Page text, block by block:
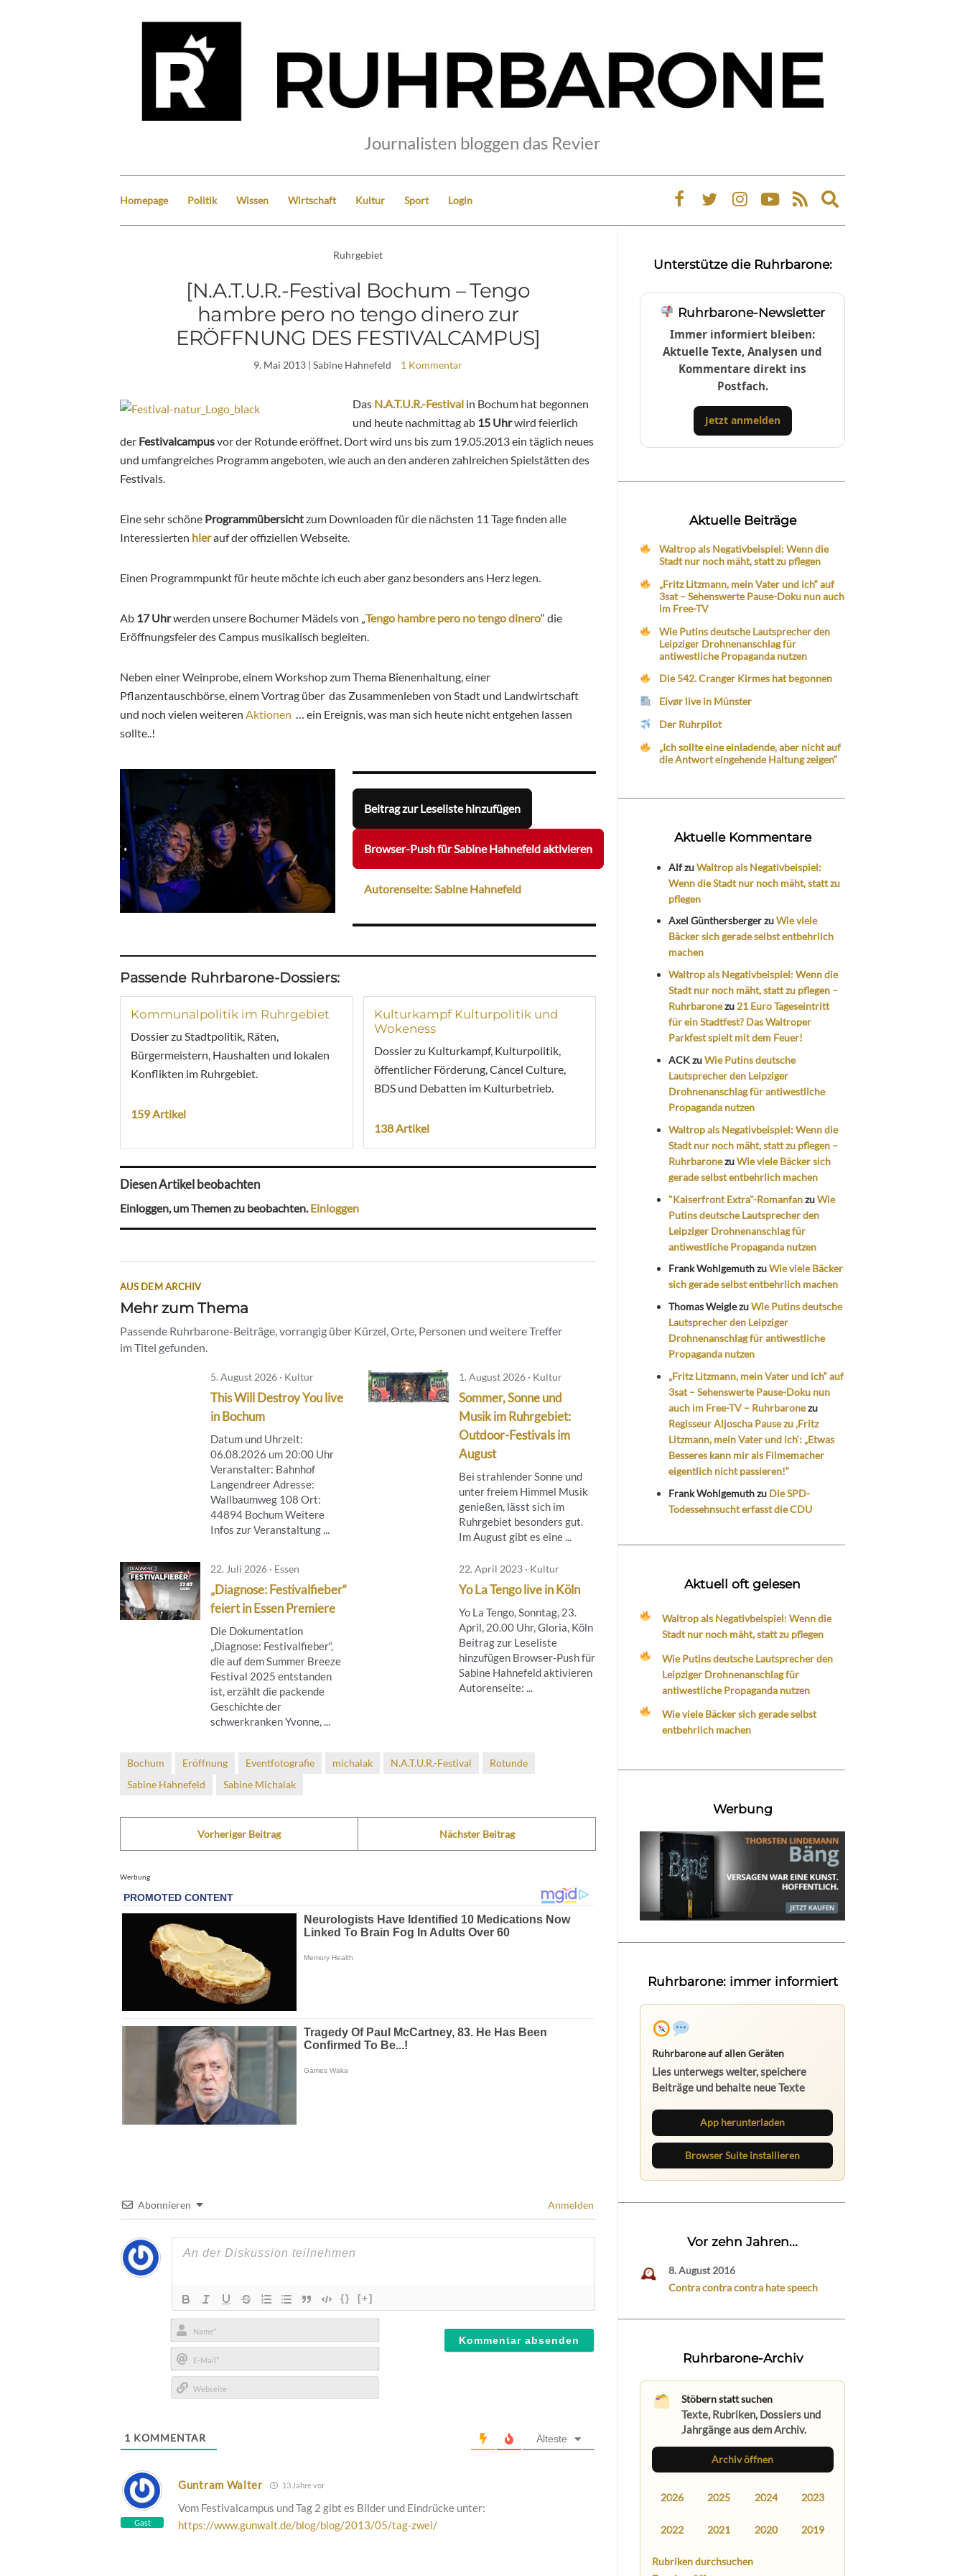
Journalisten bloggen das Revier
Homepage Politik Wissen Wirtschaft Kultur Sport Login
Expand
search
Ruhrgebiet
[N.A.T.U.R.-Festival Bochum – Tengo
hambre pero no tengo dinero zur
ERÖFFNUNG DES FESTIVALCAMPUS]
9. Mai 2013 | Sabine Hahnefeld 1 Kommentar
Das N.A.T.U.R.-Festival in Bochum hat begonnen
und heute nachmittag ab 15 Uhrwird feierlich
der Festivalcampusvor der Rotunde eröffnet. Dort wird uns bis zum 19.05.2013 ein täglich neues
und umfangreiches Programm angeboten, wie auch an den anderen zahlreichen Spielstätten des
Festivals.
Eine sehr schöne Programmübersichtzum Downloaden für die nächsten 11 Tage finden alle
Interessierten hierauf der offiziellen Webseite.
Einen Programmpunkt für heute möchte ich euch aber ganz besonders ans Herz legen.
Ab 17 Uhrwerden unsere Bochumer Mädels von „ Tengo hambre pero no tengo dinero“ die
Eröffnungsfeier des Campus musikalisch begleiten.
Neben einer Weinprobe, einem Workshop zum Thema Bienenhaltung, einer
Pflanzentauschbörse, einem Vortrag über das Zusammenleben von Stadt und Landwirtschaft
und noch vielen weiteren Aktionen
… ein Ereignis, was man sich heute nicht entgehen lassen
sollte..!
Beitrag zur Leseliste hinzufügen
Browser-Push für Sabine Hahnefeld aktivieren
Autorenseite: Sabine Hahnefeld
Passende Ruhrbarone-Dossiers:
Kommunalpolitik im Ruhrgebiet
Dossier zu Stadtpolitik, Räten,
Bürgermeistern, Haushalten und lokalen
Konflikten im Ruhrgebiet.
159 Artikel
Kulturkampf Kulturpolitik und
Wokeness
Dossier zu Kulturkampf, Kulturpolitik,
öffentlicher Förderung, Cancel Culture,
BDS und Debatten im Kulturbetrieb.
138 Artikel
Diesen Artikel beobachten
Einloggen, um Themen zu beobachten.Einloggen
AUS DEM ARCHIV
Mehr zum Thema
Passende Ruhrbarone-Beiträge, vorrangig über Kürzel, Orte, Personen und weitere Treffer
im Titel gefunden.
5. August 2026 · Kultur
This Will Destroy You live
in Bochum
Datum und Uhrzeit:
06.08.2026 um 20:00 Uhr
Veranstalter: Bahnhof
Langendreer Adresse:
Wallbaumweg 108 Ort:
44894 Bochum Weitere
Infos zur Veranstaltung ...
1. August 2026 · Kultur
Sommer, Sonne und
Musik im Ruhrgebiet:
Outdoor-Festivals im
August
Bei strahlender Sonne und
unter freiem Himmel Musik
genießen, lässt sich im
Ruhrgebiet besonders gut.
Im August gibt es eine ...
22. Juli 2026 · Essen
„Diagnose: Festivalfieber“
feiert in Essen Premiere
Die Dokumentation
„Diagnose: Festivalfieber“,
die auf dem Summer Breeze
Festival 2025 entstanden
ist, erzählt die packende
Geschichte der
schwerkranken Yvonne, ...
22. April 2023 · Kultur
Yo La Tengo live in Köln
Yo La Tengo, Sonntag, 23.
April, 20.00 Uhr, Gloria, Köln
Beitrag zur Leseliste
hinzufügen Browser-Push für
Sabine Hahnefeld aktivieren
Autorenseite: ...
Bochum Eröffnung Eventfotografie michalak N.A.T.U.R.-Festival
Rotunde
Sabine Hahnefeld
Sabine Michalak
Vorheriger Beitrag Nächster Beitrag
Werbung
Abonnieren Anmelden
{} [+]
Name*
E-
Mail*
1 KOMMENTAR Älteste
Gast
Guntram Walter 13 Jahre vor
Vom Festivalcampus und Tag 2 gibt es Bilder und Eindrücke unter:
https://www.gunwalt.de/blog/blog/2013/05/tag-zwei/
Unterstütze die Ruhrbarone:
Ruhrbarone-Newsletter
Immer informiert bleiben:
Aktuelle Texte, Analysen und
Kommentare direkt ins
Postfach.
Jetzt anmelden
Aktuelle Beiträge
Waltrop als Negativbeispiel: Wenn die
Stadt nur noch mäht, statt zu pflegen
„Fritz Litzmann, mein Vater und ich“ auf
3sat – Sehenswerte Pause-Doku nun auch
im Free-TV
Wie Putins deutsche Lautsprecher den
Leipziger Drohnenanschlag für
antiwestliche Propaganda nutzen
Die 542. Cranger Kirmes hat begonnen
Eivør live in Münster
Der Ruhrpilot
„Ich sollte eine einladende, aber nicht auf
die Antwort eingehende Haltung zeigen“
Aktuelle Kommentare
AlfzuWaltrop als Negativbeispiel:
Wenn die Stadt nur noch mäht, statt zu
pflegen
Axel GünthersbergerzuWie viele
Bäcker sich gerade selbst entbehrlich
machen
Waltrop als Negativbeispiel: Wenn die
Stadt nur noch mäht, statt zu pflegen –
Ruhrbaronezu 21 Euro Tageseintritt
für ein Stadtfest? Das Waltroper
Parkfest spielt mit dem Feuer!
ACKzuWie Putins deutsche
Lautsprecher den Leipziger
Drohnenanschlag für antiwestliche
Propaganda nutzen
Waltrop als Negativbeispiel: Wenn die
Stadt nur noch mäht, statt zu pflegen –
RuhrbaronezuWie viele Bäcker sich
gerade selbst entbehrlich machen
"Kaiserfront Extra"-RomanfanzuWie
Putins deutsche Lautsprecher den
Leipziger Drohnenanschlag für
antiwestliche Propaganda nutzen
Frank WohlgemuthzuWie viele Bäcker
sich gerade selbst entbehrlich machen
Thomas WeiglezuWie Putins deutsche
Lautsprecher den Leipziger
Drohnenanschlag für antiwestliche
Propaganda nutzen
„Fritz Litzmann, mein Vater und ich“ auf
3sat – Sehenswerte Pause-Doku nun
auch im Free-TV – Ruhrbaronezu
Regisseur Aljoscha Pause zu ‚Fritz
Litzmann, mein Vater und ich‘: „Etwas
Besseres kann mir als Filmemacher
eigentlich nicht passieren!“
Frank Wohlgemuthzu Die SPD-
Todessehnsucht erfasst die CDU
Aktuell oft gelesen
Waltrop als Negativbeispiel: Wenn die
Stadt nur noch mäht, statt zu pflegen
Wie Putins deutsche Lautsprecher den
Leipziger Drohnenanschlag für
antiwestliche Propaganda nutzen
Wie viele Bäcker sich gerade selbst
entbehrlich machen
Werbung
Ruhrbarone: immer informiert
Ruhrbarone auf allen Geräten
Lies unterwegs weiter, speichere
Beiträge und behalte neue Texte
App herunterladen
Browser Suite installieren
Vor zehn Jahren...
8. August 2016
Contra contra contra hate speech
Ruhrbarone-Archiv
Stöbern statt suchen
Texte, Rubriken, Dossiers und
Jahrgänge aus dem Archiv.
Archiv öffnen
2026 2025 2024 2023
2022 2021 2020 2019
Rubriken durchsuchen